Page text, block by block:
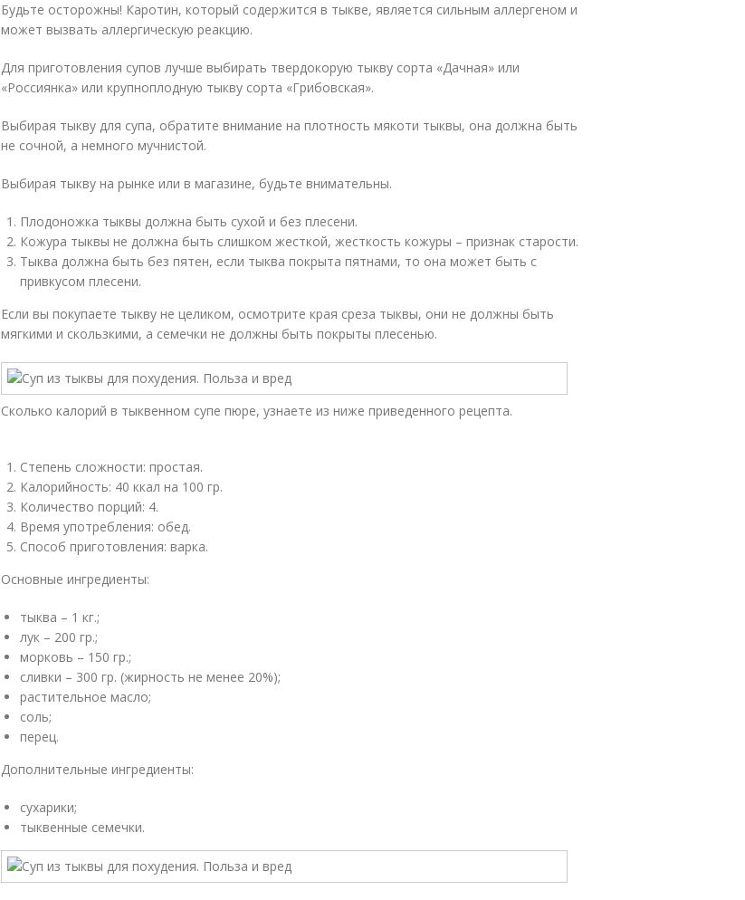
Будьте осторожны! Каротин, который содержится в тыкве, является сильным аллергеном и
может вызвать аллергическую реакцию.
Для приготовления супов лучше выбирать твердокорую тыкву сорта «Дачная» или
«Россиянка» или крупноплодную тыкву сорта «Грибовская».
Выбирая тыкву для супа, обратите внимание на плотность мякоти тыквы, она должна быть
не сочной, а немного мучнистой.
Выбирая тыкву на рынке или в магазине, будьте внимательны.
Плодоножка тыквы должна быть сухой и без плесени.
Кожура тыквы не должна быть слишком жесткой, жесткость кожуры – признак старости.
Тыква должна быть без пятен, если тыква покрыта пятнами, то она может быть с
привкусом плесени.
Если вы покупаете тыкву не целиком, осмотрите края среза тыквы, они не должны быть
мягкими и скользкими, а семечки не должны быть покрыты плесенью.
Сколько калорий в тыквенном супе пюре, узнаете из ниже приведенного рецепта.
Степень сложности: простая.
Калорийность: 40 ккал на 100 гр.
Количество порций: 4.
Время употребления: обед.
Способ приготовления: варка.
Основные ингредиенты:
тыква – 1 кг.;
лук – 200 гр.;
морковь – 150 гр.;
сливки – 300 гр. (жирность не менее 20%);
растительное масло;
соль;
перец.
Дополнительные ингредиенты:
сухарики;
тыквенные семечки.